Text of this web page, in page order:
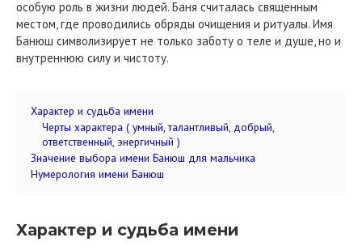
особую роль в жизни людей. Баня считалась священным
местом, где проводились обряды очищения и ритуалы. Имя
Банюш символизирует не только заботу о теле и душе, но и
внутреннюю силу и чистоту.
Характер и судьба имени
Черты характера ( умный, талантливый, добрый,
ответственный, энергичный )
Значение выбора имени Банюш для мальчика
Нумерология имени Банюш
Характер и судьба имени